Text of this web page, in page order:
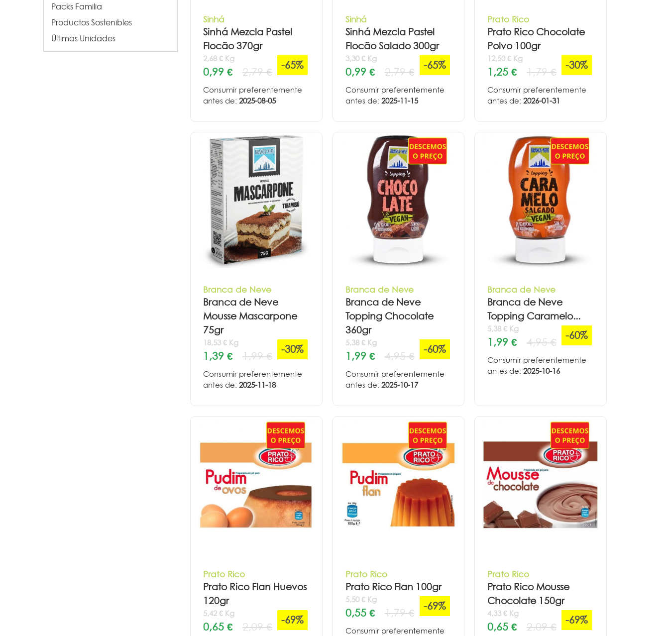
Packs Familia
Productos Sostenibles
Últimas Unidades
Sinhá
Sinhá Mezcla Pastel
Flocão 370gr
2,68 € Kg
0,99 € 2,79 €
-65%
Consumir preferentemente
antes de: 2025-08-05
Sinhá
Sinhá Mezcla Pastel
Flocão Salado 300gr
3,30 € Kg
0,99 € 2,79 €
-65%
Consumir preferentemente
antes de: 2025-11-15
Prato Rico
Prato Rico Chocolate
Polvo 100gr
12,50 € Kg
1,25 € 1,79 €
-30%
Consumir preferentemente
antes de: 2026-01-31
Branca de Neve
Branca de Neve
Mousse Mascarpone
75gr
18,53 € Kg
1,39 € 1,99 €
-30%
Consumir preferentemente
antes de: 2025-11-18
Branca de Neve
Branca de Neve
Topping Chocolate
360gr
5,38 € Kg
1,99 € 4,95 €
-60%
Consumir preferentemente
antes de: 2025-10-17
Branca de Neve
Branca de Neve
Topping Caramelo...
5,38 € Kg
1,99 € 4,95 €
-60%
Consumir preferentemente
antes de: 2025-10-16
Prato Rico
Prato Rico Flan Huevos
120gr
5,42 € Kg
0,65 € 2,09 €
-69%
Prato Rico
Prato Rico Flan 100gr
5,50 € Kg
0,55 € 1,79 €
-69%
Consumir preferentemente
Prato Rico
Prato Rico Mousse
Chocolate 150gr
4,33 € Kg
0,65 € 2,09 €
-69%